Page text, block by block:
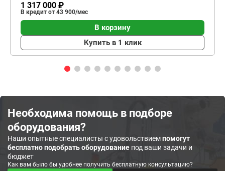
1 317 000 ₽
В кредит от 43 900/мес
В корзину
Купить в 1 клик
Необходима помощь в подборе
оборудования?
Наши опытные специалисты с удовольствиемпомогут
бесплатно подобрать оборудование под ваши задачи и
бюджет
Как вам было бы удобнее получить бесплатную консультацию?